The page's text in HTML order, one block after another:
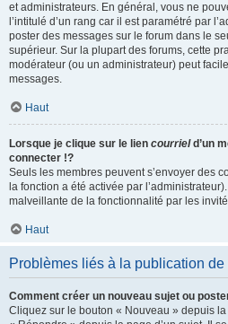
et administrateurs. En général, vous ne
l’intitulé d’un rang car il est paramétré par
poster des messages sur le forum dans le
supérieur. Sur la plupart des forums, cette
modérateur (ou un administrateur) peut
messages.
Haut
Lorsque je clique sur le lien courrield’un
connecter !?
Seuls les membres peuvent s’envoyer des
la fonction a été activée par
malveillante de la fonctionnalité par les
Haut
Problèmes liés à la publication
Comment créer un nouveau sujet ou
Cliquez sur le bouton « Nouveau » depuis la